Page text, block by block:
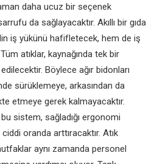
daha ucuz bir seçenek
da sağlayacaktır. Akıllı bir gıda
iş yükünü hafifletecek, hem de iş
atıklar, kaynağında tek bir
Böylece ağır bidonları
sürüklemeye, arkasından da
etmeye gerek kalmayacaktır.
sistem, sağladığı ergonomi
ciddi oranda arttıracaktır. Atık
aynı zamanda personel